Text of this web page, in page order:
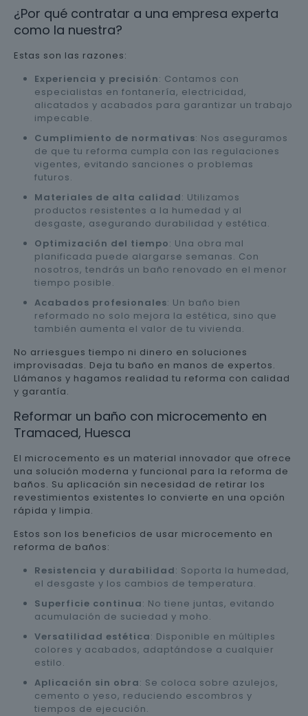
¿Por qué contratar a una empresa experta
como la nuestra?
Estas son las razones:
Experiencia y precisión: Contamos con
especialistas en fontanería, electricidad,
alicatados y acabados para garantizar un trabajo
impecable.
Cumplimiento de normativas: Nos aseguramos
de que tu reforma cumpla con las regulaciones
vigentes, evitando sanciones o problemas
futuros.
Materiales de alta calidad: Utilizamos
productos resistentes a la humedad y al
desgaste, asegurando durabilidad y estética.
Optimización del tiempo: Una obra mal
planificada puede alargarse semanas. Con
nosotros, tendrás un baño renovado en el menor
tiempo posible.
Acabados profesionales: Un baño bien
reformado no solo mejora la estética, sino que
también aumenta el valor de tu vivienda.
No arriesgues tiempo ni dinero en soluciones
improvisadas. Deja tu baño en manos de expertos.
Llámanos y hagamos realidad tu reforma con calidad
y garantía.
Reformar un baño con microcemento en
Tramaced, Huesca
El microcemento es un material innovador que ofrece
una solución moderna y funcional para la reforma de
baños. Su aplicación sin necesidad de retirar los
revestimientos existentes lo convierte en una opción
rápida y limpia.
Estos son los beneficios de usar microcemento en
reforma de baños:
Resistencia y durabilidad: Soporta la humedad,
el desgaste y los cambios de temperatura.
Superficie continua: No tiene juntas, evitando
acumulación de suciedad y moho.
Versatilidad estética: Disponible en múltiples
colores y acabados, adaptándose a cualquier
estilo.
Aplicación sin obra: Se coloca sobre azulejos,
cemento o yeso, reduciendo escombros y
tiempos de ejecución.